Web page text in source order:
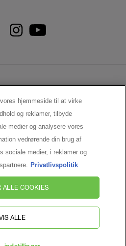
RÉNERGIE
INFORMATION
PARIS
75008 Paris, France
2026
hjemmeside til at virke
og reklamer, tilbyde
medier og analysere vores
vedrørende din brug af
sociale medier, i reklamer og
Privatlivspolitik
ALLE
ALLE COOKIES